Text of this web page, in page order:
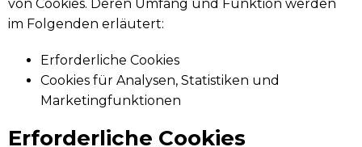
von Cookies. Deren Umfang und Funktion werden
im Folgenden erläutert:
Erforderliche Cookies
Cookies für Analysen, Statistiken und
Marketingfunktionen
Erforderliche Cookies